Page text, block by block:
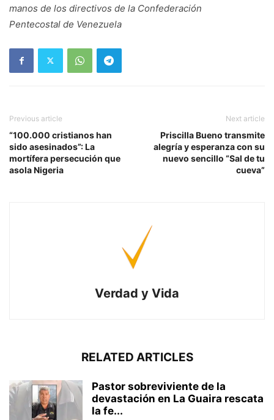
manos de los directivos de la Confederación
Pentecostal de Venezuela
Previous article
“100.000 cristianos han
sido asesinados”: La
mortífera persecución que
asola Nigeria
Next article
Priscilla Bueno transmite
alegría y esperanza con su
nuevo sencillo “Sal de tu
cueva”
Verdad y Vida
RELATED ARTICLES
Pastor sobreviviente de la
devastación en La Guaira rescata
la fe...